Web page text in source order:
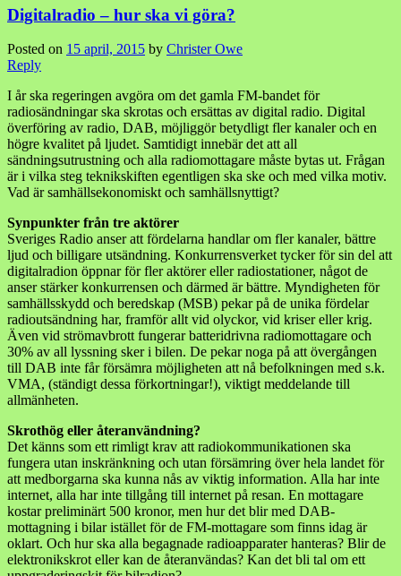
Digitalradio – hur ska vi göra?
Posted on 15 april, 2015 by Christer Owe
Reply
I år ska regeringen avgöra om det gamla FM-bandet för
radiosändningar ska skrotas och ersättas av digital radio. Digital
överföring av radio, DAB, möjliggör betydligt fler kanaler och en
högre kvalitet på ljudet. Samtidigt innebär det att all
sändningsutrustning och alla radiomottagare måste bytas ut. Frågan
är i vilka steg teknikskiften egentligen ska ske och med vilka motiv.
Vad är samhällsekonomiskt och samhällsnyttigt?
Synpunkter från tre aktörer
Sveriges Radio anser att fördelarna handlar om fler kanaler, bättre
ljud och billigare utsändning. Konkurrensverket tycker för sin del att
digitalradion öppnar för fler aktörer eller radiostationer, något de
anser stärker konkurrensen och därmed är bättre. Myndigheten för
samhällsskydd och beredskap (MSB) pekar på de unika fördelar
radioutsändning har, framför allt vid olyckor, vid kriser eller krig.
Även vid strömavbrott fungerar batteridrivna radiomottagare och
30% av all lyssning sker i bilen. De pekar noga på att övergången
till DAB inte får försämra möjligheten att nå befolkningen med s.k.
VMA, (ständigt dessa förkortningar!), viktigt meddelande till
allmänheten.
Skrothög eller återanvändning?
Det känns som ett rimligt krav att radiokommunikationen ska
fungera utan inskränkning och utan försämring över hela landet för
att medborgarna ska kunna nås av viktig information. Alla har inte
internet, alla har inte tillgång till internet på resan. En mottagare
kostar preliminärt 500 kronor, men hur det blir med DAB-
mottagning i bilar istället för de FM-mottagare som finns idag är
oklart. Och hur ska alla begagnade radioapparater hanteras? Blir de
elektronikskrot eller kan de återanvändas? Kan det bli tal om ett